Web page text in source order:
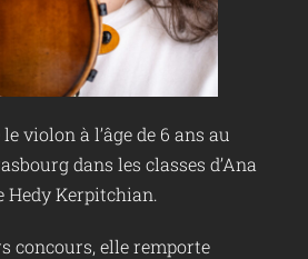
violon à l’âge de 6 ans au
dans les classes d’Ana
Hedy Kerpitchian.
concours, elle remporte